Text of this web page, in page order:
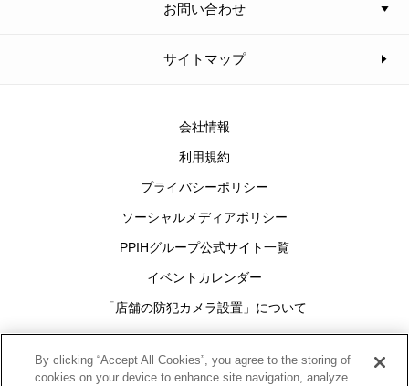
お問い合わせ
サイトマップ
会社情報
利用規約
プライバシーポリシー
ソーシャルメディアポリシー
PPIHグループ公式サイト一覧
イベントカレンダー
「店舗の防犯カメラ設置」について
Cookies Settings
By clicking “Accept All Cookies”, you agree to the storing of
cookies on your device to enhance site navigation, analyze